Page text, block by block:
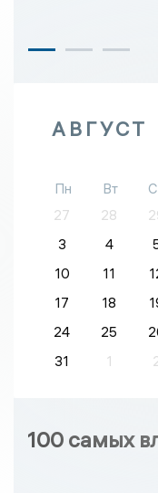
АВГУСТ
Пн Вт
27
28
3
4
10
11
17
18
24
25
31
1
100 самых